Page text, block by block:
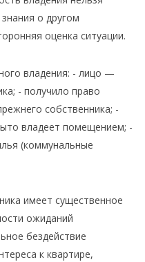
о другом
оценка ситуации.
владения: - лицо —
- получило право
собственника; -
владеет помещением; -
(коммунальные
имеет существенное
ожиданий
бездействие
к квартире,